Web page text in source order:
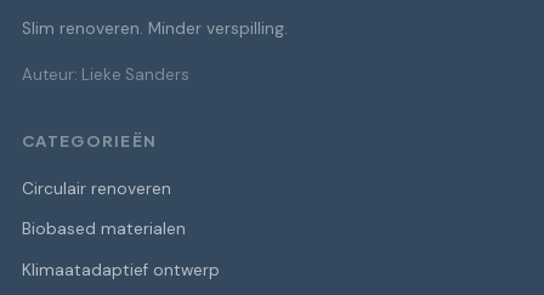
Slim renoveren. Minder verspilling.
Auteur: Lieke Sanders
CATEGORIEËN
Circulair renoveren
Biobased materialen
Klimaatadaptief ontwerp